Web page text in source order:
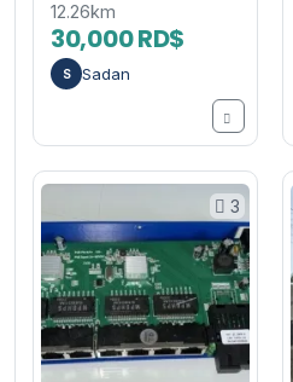
12.26km
30,000 RD$
S Sadan
3